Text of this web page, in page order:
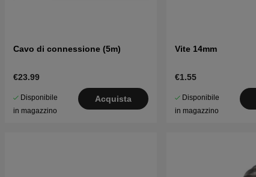
Cavo di connessione (5m)
€23.99
Disponibile
in magazzino
Acquista
Vite 14mm
€1.55
Disponibile
in magazzino